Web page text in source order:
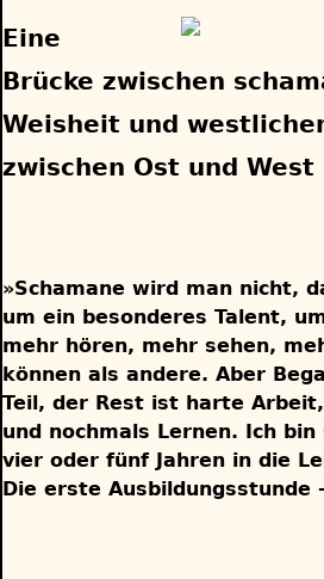
Eine
Brücke zwischen
Weisheit und
zwischen Ost und West
»Schamane wird man nicht,
um ein besonderes Talent,
mehr hören, mehr sehen,
können als andere. Aber
Teil, der Rest ist harte
und nochmals Lernen. Ich
vier oder fünf Jahren in die
Die erste Ausbildungsstunde